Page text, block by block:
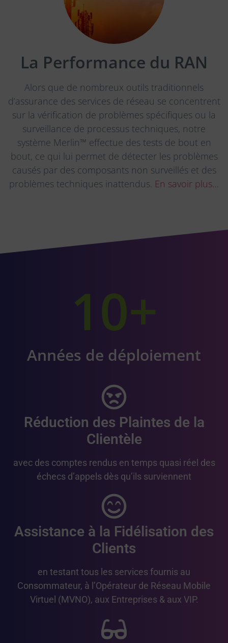
La Performance du RAN
Alors que de nombreux outils traditionnels
d’assurance des services de réseau se concentrent
sur la vérification de problèmes spécifiques ou la
surveillance de processus techniques, notre
système Merlin™ effectue des tests de bout en
bout, ce qui lui permet de détecter les problèmes
causés par des composants non surveillés et des
problèmes techniques inattendus. En savoir plus…
Années de déploiement
10+
Réduction des Plaintes de la
Clientèle
avec des comptes rendus en temps quasi réel des
échecs d’appels dès qu’ils surviennent
Assistance à la Fidélisation des
Clients
en testant tous les services fournis au
Consommateur, à l’Opérateur de Réseau Mobile
Virtuel (MVNO), aux Entreprises & aux VIP.